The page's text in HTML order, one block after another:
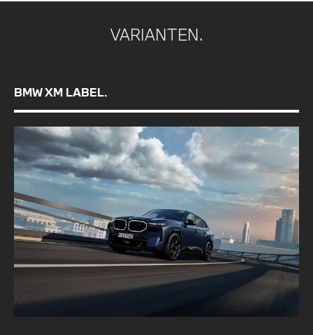
VARIANTEN.
BMW XM LABEL.